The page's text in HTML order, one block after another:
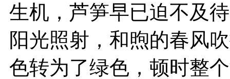
生机，芦笋早已迫不及
阳光照射，和煦的春风
色转为了绿色，顿时整